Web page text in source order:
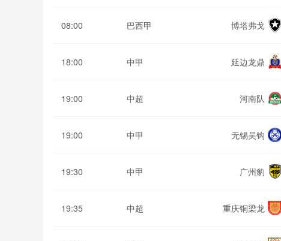
08:00 巴西甲 博塔弗戈
18:00 中甲 延边龙鼎
19:00 中超 河南队
19:00 中甲 无锡吴钩
19:30 中甲 广州豹
19:35 中超 重庆铜梁龙